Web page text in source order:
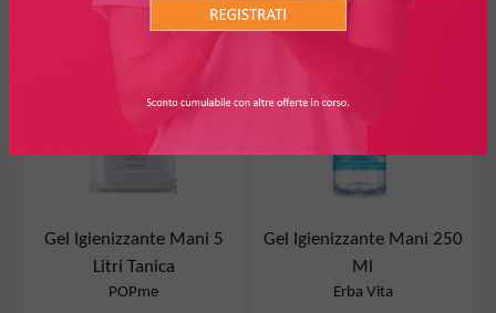
45%
Gel Igienizzante Mani 5
Litri Tanica
POPme
Gel Igienizzante Mani 250
Ml
Erba Vita